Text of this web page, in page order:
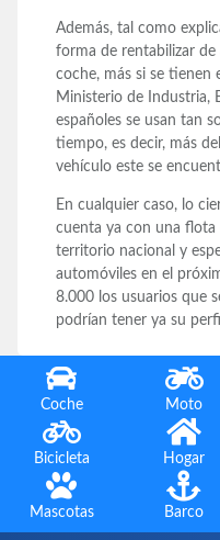
Además, tal como
forma de rentabilizar
coche, más si se tienen
Ministerio de Industria,
españoles se usan tan
tiempo, es decir, más
vehículo este se
En cualquier caso, lo
cuenta ya con una flota
territorio nacional y
automóviles en el
8.000 los usuarios que
podrían tener ya su
Coche Moto
Bicicleta Hogar
Mascotas Barco